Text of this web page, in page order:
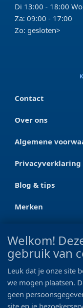
Di 13:00 - 18:00
Za: 09:00 - 17:00
Zo: gesloten>
Contact
Over ons
Algemene
Privacyverklaring
Blog & tips
Merken
Ootmarsumseweg
0546 - 622 990
06 - 11 19 81 42
Welkom!
gebruik van
Leuk dat je onze site
we mogen plaatsen.
geen
site en je